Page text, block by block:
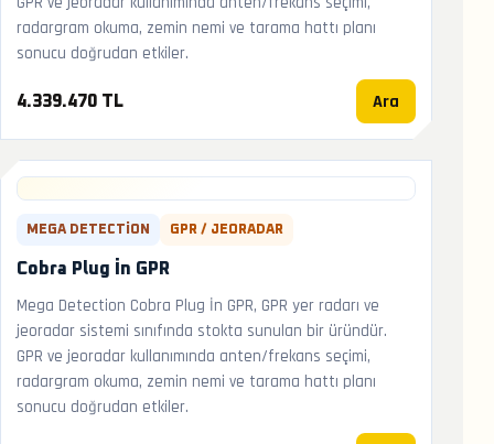
radargram okuma, zemin nemi ve tarama hattı planı
sonucu doğrudan etkiler.
4.339.470 TL Ara
MEGA DETECTION GPR / JEORADAR
Cobra Plug İn GPR
Mega Detection Cobra Plug İn GPR, GPR yer radarı ve
jeoradar sistemi sınıfında stokta sunulan bir üründür.
GPR ve jeoradar kullanımında anten/frekans seçimi,
radargram okuma, zemin nemi ve tarama hattı planı
sonucu doğrudan etkiler.